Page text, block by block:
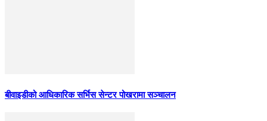
बीवाइडीको आधिकारिक सर्भिस सेन्टर पोखरामा सञ्चालन